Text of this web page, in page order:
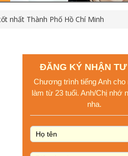
nhất Thành Phố Hồ Chí Minh